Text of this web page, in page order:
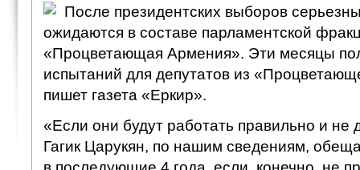
После президентских выборов
ожидаются в составе парламентской
«Процветающая Армения». Эти месяцы
испытаний для депутатов из
пишет газета «Еркир».
«Если они будут работать правильно и не
Гагик Царукян, по нашим сведениям,